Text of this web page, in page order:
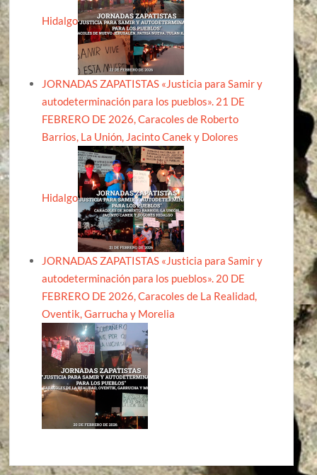
Hidalgo
JORNADAS ZAPATISTAS «Justicia para Samir y
autodeterminación para los pueblos». 21 DE
FEBRERO DE 2026, Caracoles de Roberto
Barrios, La Unión, Jacinto Canek y Dolores
Hidalgo
JORNADAS ZAPATISTAS «Justicia para Samir y
autodeterminación para los pueblos». 20 DE
FEBRERO DE 2026, Caracoles de La Realidad,
Oventik, Garrucha y Morelia